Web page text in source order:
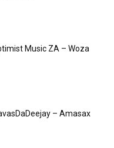
Music ZA – Woza
– Amasax